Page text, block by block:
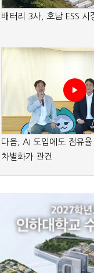
배터리 3사, 호남 ESS 시
다음, AI 도입에도 점유
차별화가 관건